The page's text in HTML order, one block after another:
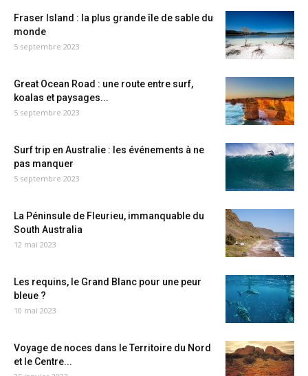
Fraser Island : la plus grande île de sable du
monde
5 septembre 2023
Great Ocean Road : une route entre surf,
koalas et paysages...
5 septembre 2023
Surf trip en Australie : les événements à ne
pas manquer
5 septembre 2023
La Péninsule de Fleurieu, immanquable du
South Australia
12 mai 2023
Les requins, le Grand Blanc pour une peur
bleue ?
10 mai 2023
Voyage de noces dans le Territoire du Nord
et le Centre...